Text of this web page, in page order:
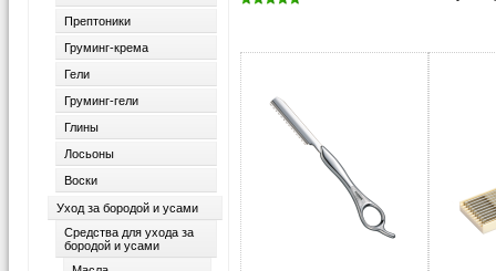
Прептоники
Груминг-крема
Гели
Груминг-гели
Глины
Лосьоны
Воски
Уход за бородой и усами
Средства для ухода за
бородой и усами